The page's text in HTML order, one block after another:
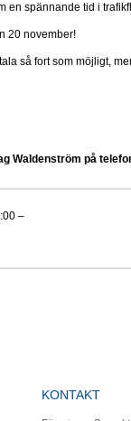
en spännande tid i
20 november!
så fort som möjligt,
Waldenström på
–
KONTAKT